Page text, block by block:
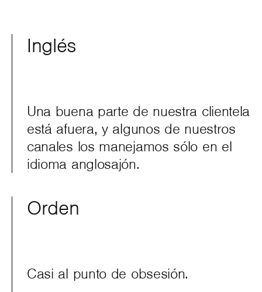
Inglés
Una buena parte de nuestra clientela
está afuera, y algunos de nuestros
canales los manejamos sólo en el
idioma anglosajón.
Orden
Casi al punto de obsesión.